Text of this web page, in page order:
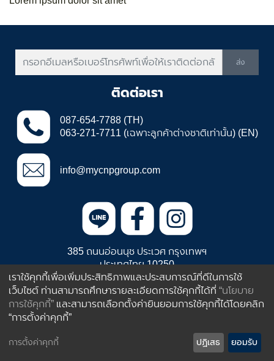
ส่ง
ติดต่อเรา
087-654-7788 (TH)
063-271-7711 (เฉพาะลูกค้าต่างชาติเท่านั้น) (EN)
info@mycnpgroup.com
385 ถนนอ่อนนุช ประเวศ กรุงเทพฯ
ประเทศไทย 10250
© 2013 by CNP Plastic Industries Co.,Ltd
เราใช้คุกกี้เพื่อเพิ่มประสิทธิภาพและประสบการณ์ที่ดีในการใช้
เว็บไซต์ ท่านสามารถศึกษารายละเอียดการใช้คุกกี้ได้ที่ “นโยบาย
การใช้คุกกี้” และสามารถเลือกตั้งค่ายินยอมการใช้คุกกี้ได้โดยคลิก
“การตั้งค่าคุกกี้”
การตั้งค่าคุกกี้ ปฏิเสธ ยอมรับ